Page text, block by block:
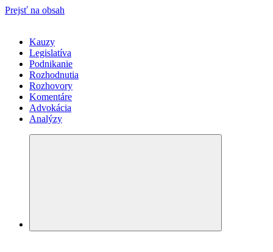
Prejsť na obsah
Kauzy
Legislatíva
Podnikanie
Rozhodnutia
Rozhovory
Komentáre
Advokácia
Analýzy